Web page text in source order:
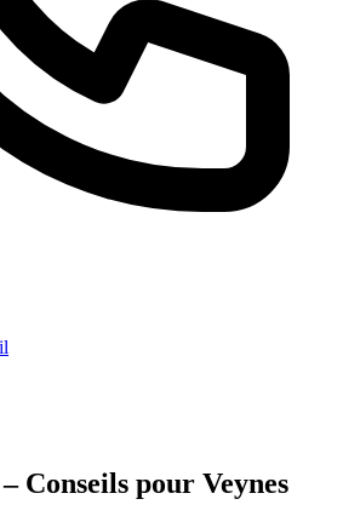
Conseils pour Veynes